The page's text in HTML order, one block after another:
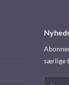
særlige